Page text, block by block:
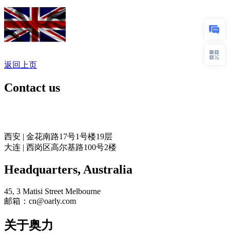
返回上页
Contact us
西安 | 金花南路17号1号楼19层
大连 | 西岗区高尔基路100号2楼
Headquarters​, Australia
45, 3 Matisi Street Melbourne
邮箱：cn@oarly.com
关于奥力